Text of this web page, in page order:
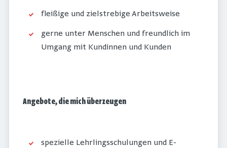
fleißige und zielstrebige Arbeitsweise
gerne unter Menschen und freundlich im
Umgang mit Kundinnen und Kunden
Angebote, die mich überzeugen
spezielle Lehrlingsschulungen und E-